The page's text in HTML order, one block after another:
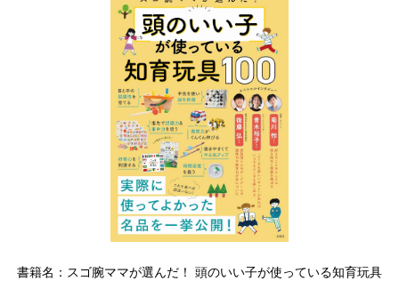
書籍名：スゴ腕ママが選んだ！ 頭のいい子が使っている知育玩具